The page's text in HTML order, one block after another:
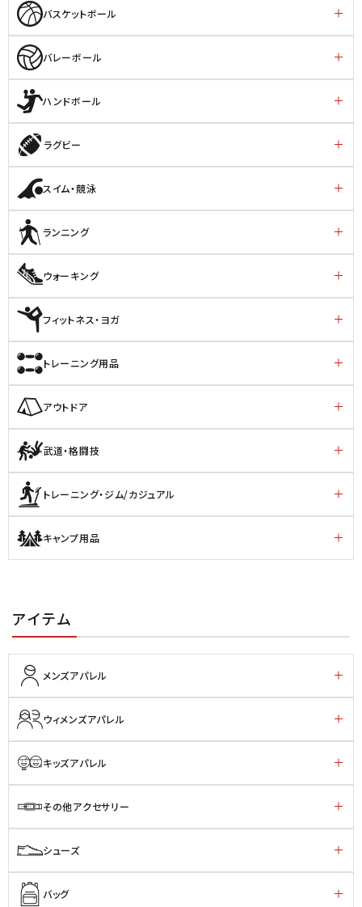
バスケットボール
バレーボール
ハンドボール
ラグビー
スイム・競泳
ランニング
ウォーキング
フィットネス・ヨガ
トレーニング用品
アウトドア
武道・格闘技
トレーニング・ジム/カジュアル
キャンプ用品
アイテム
メンズアパレル
ウィメンズアパレル
キッズアパレル
その他アクセサリー
シューズ
バッグ